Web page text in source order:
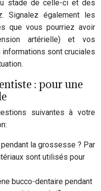
stade de celle-ci et des
Signalez également les
que vous pourriez avoir
artérielle) et vos
sont cruciales
: pour une
suivantes à votre
la grossesse ? Par
sont utilisés pour
bucco-dentaire pendant